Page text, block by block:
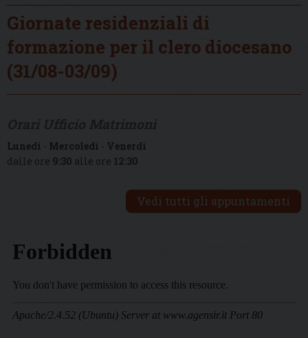
Giornate residenziali di
formazione per il clero diocesano
(31/08-03/09)
Lunedì - Mercoledì - Venerdì
dalle ore 9:30 alle ore 12:30
Vedi tutti gli appuntamenti